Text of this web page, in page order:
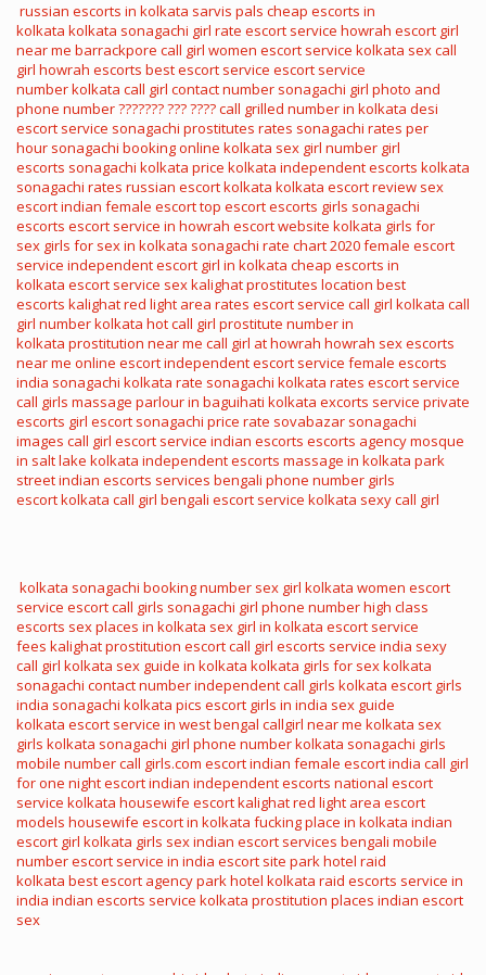
russian escorts in kolkata sarvis pals cheap escorts in
kolkata kolkata sonagachi girl rate escort service howrah escort girl
near me barrackpore call girl women escort service kolkata sex call
girl howrah escorts best escort service escort service
numberkolkata call girl contact number sonagachi girl photo and
phone number??????? ??? ????call grilled number in kolkata desi
escort service sonagachi prostitutes rates sonagachi rates per
hour sonagachi booking online kolkata sex girl number girl
escorts sonagachi kolkata price kolkata independent escorts kolkata
sonagachi rates russian escort kolkata kolkata escort review sex
escortindian female escorttop escortescorts girls sonagachi
escorts escort service in howrah escort website kolkata girls for
sex girls for sex in kolkata sonagachi rate chart 2020female escort
service independent escort girl in kolkata cheap escorts in
kolkata escort service sexkalighat prostitutes location best
escorts kalighat red light area rates escort service call girl kolkata call
girl numberkolkata hot call girl prostitute number in
kolkata prostitution near me call girl at howrah howrah sexescorts
near me online escortindependent escort service female escorts
india sonagachi kolkata rate sonagachi kolkata rates escort service
call girls massage parlour in baguihati kolkata excorts service private
escorts girl escort sonagachi price rate sovabazar sonagachi
images call girl escort service indian escorts escorts agencymosque
in salt lake kolkata independent escorts massage in kolkata park
streetindian escorts services bengali phone number girls
escortkolkata call girl bengali escort service kolkata sexy call girl
kolkata sonagachi booking number sex girl kolkata women escort
service escort call girls sonagachi girl phone numberhigh class
escorts sex places in kolkata sex girl in kolkata escort service
fees kalighat prostitution escort call girl escorts service india sexy
call girl kolkata sex guide in kolkata kolkata girls for sexkolkata
sonagachi contact numberindependent call girls kolkata escort girls
india sonagachi kolkata pics escort girls in india sex guide
kolkata escort service in west bengal callgirl near me kolkata sex
girls kolkata sonagachi girl phone numberkolkata sonagachi girls
mobile numbercall girls.com escort indian female escort india call girl
for one nightescort indian independent escorts national escort
service kolkata housewife escortkalighat red light area escort
models housewife escort in kolkata fucking place in kolkata indian
escort girl kolkata girls sexindian escort services bengali mobile
numberescort service in india escort site park hotel raid
kolkata best escort agencypark hotel kolkata raid escorts service in
india indian escorts service kolkata prostitution places indian escort
sex